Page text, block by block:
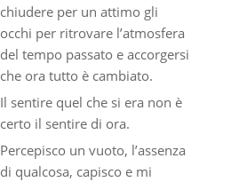
chiudere per un attimo gli
occhi per ritrovare l’atmosfera
del tempo passato e accorgersi
che ora tutto è cambiato.
Il sentire quel che si era non è
certo il sentire di ora.
Percepisco un vuoto, l’assenza
di qualcosa, capisco e mi